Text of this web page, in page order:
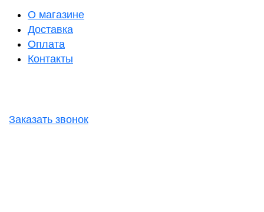
О магазине
Доставка
Оплата
Контакты
Заказать звонок